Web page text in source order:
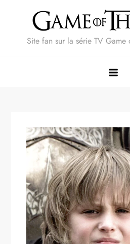
Site fan sur la série TV Game